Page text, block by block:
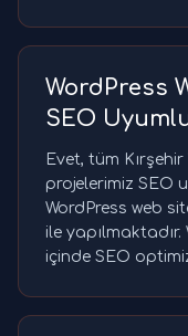
WordPress
SEO
Evet, tüm
projelerimiz SEO
WordPress web
ile
içinde SEO